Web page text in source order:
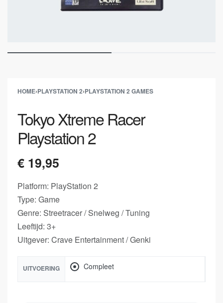
HOME›PLAYSTATION 2›PLAYSTATION 2 GAMES
Tokyo Xtreme Racer
Playstation 2
€ 19,95
Platform: PlayStation 2
Type: Game
Genre: Streetracer / Snelweg / Tuning
Leeftijd: 3+
Uitgever: Crave Entertainment / Genki
UITVOERING Compleet